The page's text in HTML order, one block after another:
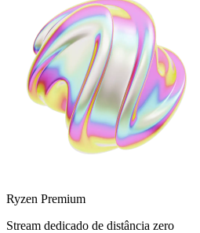
Ryzen Premium
Stream dedicado de distância zero